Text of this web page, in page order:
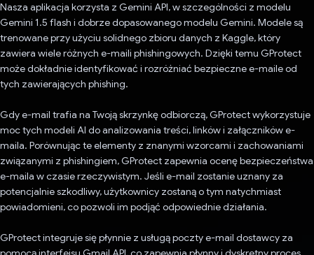
Nasza aplikacja korzysta z Gemini API, w szczególności z modelu
Gemini 1.5 flash i dobrze dopasowanego modelu Gemini. Modele są
trenowane przy użyciu solidnego zbioru danych z Kaggle, który
zawiera wiele różnych e-maili phishingowych. Dzięki temu GProtect
może dokładnie identyfikować i rozróżniać bezpieczne e-maile od
tych zawierających phishing.
Gdy e-mail trafia na Twoją skrzynkę odbiorczą, GProtect wykorzystuje
moc tych modeli AI do analizowania treści, linków i załączników e-
maila. Porównując te elementy z znanymi wzorcami i zachowaniami
związanymi z phishingiem, GProtect zapewnia ocenę bezpieczeństwa
e-maila w czasie rzeczywistym. Jeśli e-mail zostanie uznany za
potencjalnie szkodliwy, użytkownicy zostaną o tym natychmiast
powiadomieni, co pozwoli im podjąć odpowiednie działania.
GProtect integruje się płynnie z usługą poczty e-mail dostawcy za